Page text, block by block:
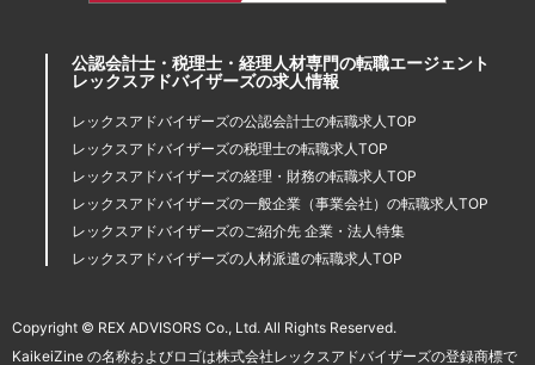
公認会計士・税理士・経理人材専門の転職エージェント
レックスアドバイザーズの求人情報
レックスアドバイザーズの公認会計士の転職求人TOP
レックスアドバイザーズの税理士の転職求人TOP
レックスアドバイザーズの経理・財務の転職求人TOP
レックスアドバイザーズの一般企業（事業会社）の転職求人TOP
レックスアドバイザーズのご紹介先 企業・法人特集
レックスアドバイザーズの人材派遣の転職求人TOP
Copyright © REX ADVISORS Co., Ltd. All Rights Reserved.
KaikeiZine の名称およびロゴは株式会社レックスアドバイザーズの登録商標で